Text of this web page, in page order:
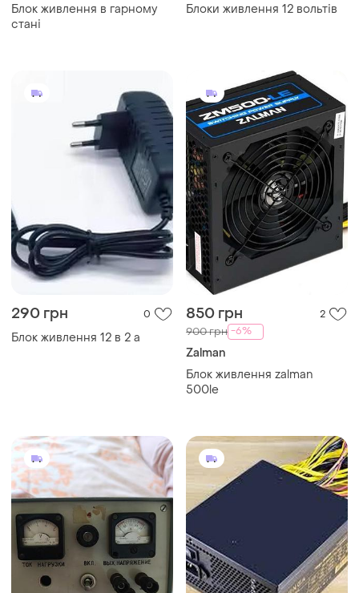
Блок живлення в гарному
стані
Блоки живлення 12 вольтів
290 грн 0
Блок живлення 12 в 2 а
850 грн 2
900 грн -6%
Zalman
Блок живлення zalman
500le